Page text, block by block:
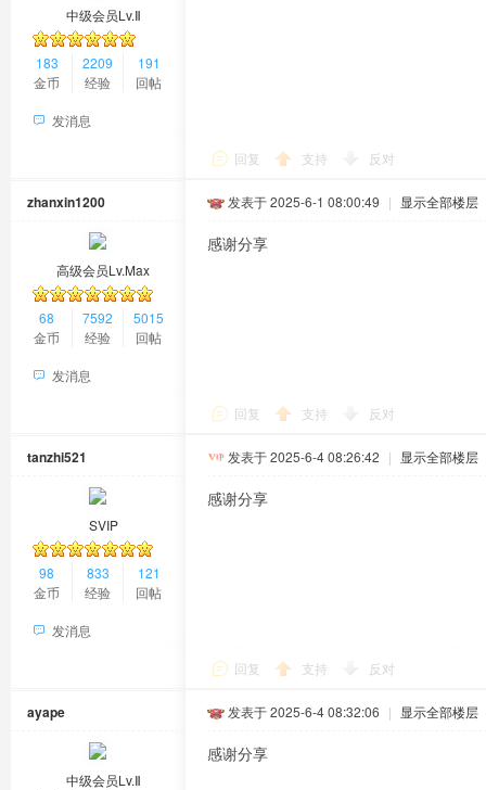
中级会员Lv.Ⅱ
183
金币
2209
经验
191
回帖
发消息
回复 支持 反对
zhanxin1200
高级会员Lv.Max
68
金币
7592
经验
5015
回帖
发消息
发表于 2025-6-1 08:00:49 | 显示全部楼层
感谢分享
回复 支持 反对
tanzhi521
SVIP
98
金币
833
经验
121
回帖
发消息
发表于 2025-6-4 08:26:42 | 显示全部楼层
感谢分享
回复 支持 反对
ayape
中级会员Lv.Ⅱ
发表于 2025-6-4 08:32:06 | 显示全部楼层
感谢分享